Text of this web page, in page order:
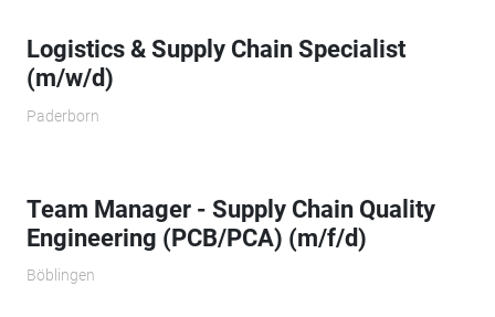
Logistics & Supply Chain Specialist
(m/w/d)
Paderborn
Team Manager - Supply Chain Quality
Engineering (PCB/PCA) (m/f/d)
Böblingen